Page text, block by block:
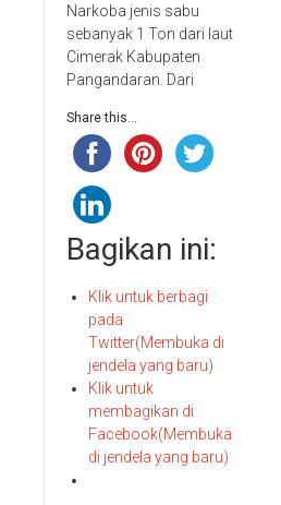
Narkoba jenis sabu
sebanyak 1 Ton dari laut
Cimerak Kabupaten
Pangandaran. Dari
Share this...
Bagikan ini:
Klik untuk berbagi
pada
Twitter(Membuka di
jendela yang baru)
Klik untuk
membagikan di
Facebook(Membuka
di jendela yang baru)